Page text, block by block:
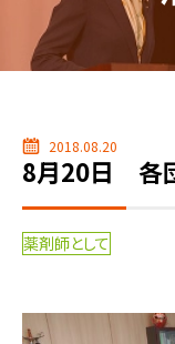
2018.08.20
8月20日 各団
薬剤師として